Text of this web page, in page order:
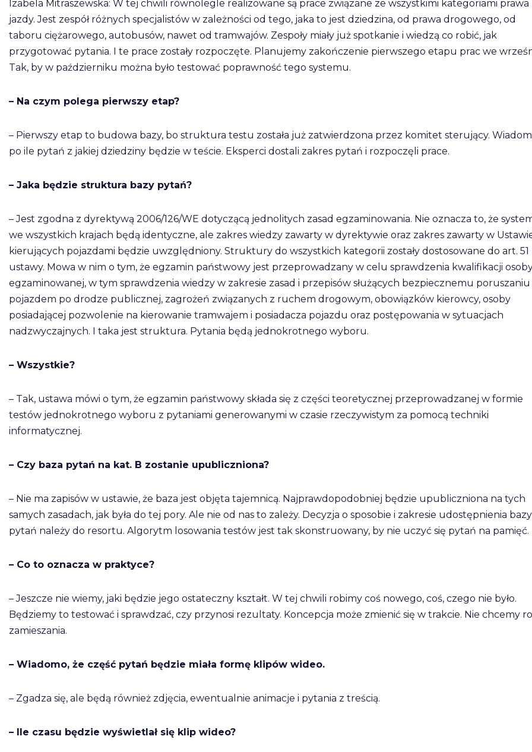
Izabela Mitraszewska: W tej chwili równolegle realizowane są prace związane ze wszystkimi kategoriami prawa
jazdy. Jest zespół różnych specjalistów w zależności od tego, jaka to jest dziedzina, od prawa drogowego, od
taboru ciężarowego, autobusów, nawet od tramwajów. Zespoły miały już spotkanie i wiedzą co robić, jak
przygotować pytania. I te prace zostały rozpoczęte. Planujemy zakończenie pierwszego etapu prac we
Tak, by w październiku można było testować poprawność tego systemu.
– Na czym polega pierwszy etap?
– Pierwszy etap to budowa bazy, bo struktura testu została już zatwierdzona przez komitet sterujący.
po ile pytań z jakiej dziedziny będzie w teście. Eksperci dostali zakres pytań i rozpoczęli prace.
– Jaka będzie struktura bazy pytań?
– Jest zgodna z dyrektywą 2006/126/WE dotyczącą jednolitych zasad egzaminowania. Nie oznacza to, że
we wszystkich krajach będą identyczne, ale zakres wiedzy zawarty w dyrektywie oraz zakres zawarty w
kierujących pojazdami będzie uwzględniony. Struktury do wszystkich kategorii zostały dostosowane do art. 51
ustawy. Mowa w nim o tym, że egzamin państwowy jest przeprowadzany w celu sprawdzenia kwalifikacji
egzaminowanej, w tym sprawdzenia wiedzy w zakresie zasad i przepisów służących bezpiecznemu poruszaniu
pojazdem po drodze publicznej, zagrożeń związanych z ruchem drogowym, obowiązków kierowcy, osoby
posiadającej pozwolenie na kierowanie tramwajem i posiadacza pojazdu oraz postępowania w sytuacjach
nadzwyczajnych. I taka jest struktura. Pytania będą jednokrotnego wyboru.
– Wszystkie?
– Tak, ustawa mówi o tym, że egzamin państwowy składa się z części teoretycznej przeprowadzanej w formie
testów jednokrotnego wyboru z pytaniami generowanymi w czasie rzeczywistym za pomocą techniki
informatycznej.
– Czy baza pytań na kat. B zostanie upubliczniona?
– Nie ma zapisów w ustawie, że baza jest objęta tajemnicą. Najprawdopodobniej będzie upubliczniona na tych
samych zasadach, jak była do tej pory. Ale nie od nas to zależy. Decyzja o sposobie i zakresie udostępnienia bazy
pytań należy do resortu. Algorytm losowania testów jest tak skonstruowany, by nie uczyć się pytań na pamięć.
– Co to oznacza w praktyce?
– Jeszcze nie wiemy, jaki będzie jego ostateczny kształt. W tej chwili robimy coś nowego, coś, czego nie było.
Będziemy to testować i sprawdzać, czy przynosi rezultaty. Koncepcja może zmienić się w trakcie. Nie chcemy
zamieszania.
– Wiadomo, że część pytań będzie miała formę klipów wideo.
– Zgadza się, ale będą również zdjęcia, ewentualnie animacje i pytania z treścią.
– Ile czasu będzie wyświetlał się klip wideo?